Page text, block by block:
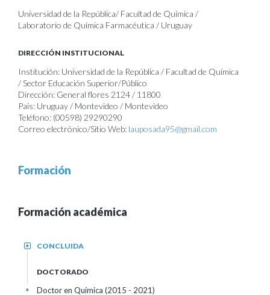
Universidad de la República/ Facultad de Química /
Laboratorio de Química Farmacéutica / Uruguay
DIRECCIÓN INSTITUCIONAL
Institución: Universidad de la República / Facultad de Química
/ Sector Educación Superior/Público
Dirección: General flores 2124 / 11800
País: Uruguay / Montevideo / Montevideo
Teléfono: (00598) 29290290
Correo electrónico/Sitio Web: lauposada95@gmail.com
Formación
Formación académica
CONCLUIDA
+
DOCTORADO
Doctor en Química (2015 - 2021)
+